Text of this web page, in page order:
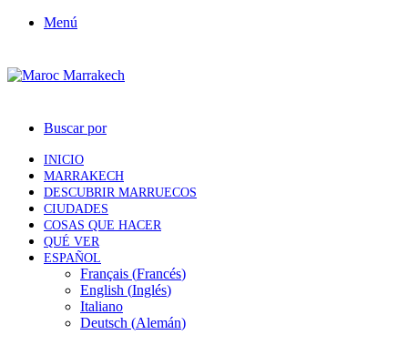
Menú
Buscar por
INICIO
MARRAKECH
DESCUBRIR MARRUECOS
CIUDADES
COSAS QUE HACER
QUÉ VER
ESPAÑOL
Français (Francés)
English (Inglés)
Italiano
Deutsch (Alemán)